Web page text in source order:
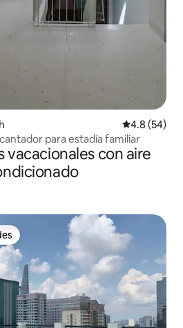
Calificación
4.8 (54)
para estadía familiar
con aire